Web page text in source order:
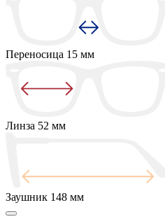
Переносица 15 мм
Линза 52 мм
Заушник 148 мм